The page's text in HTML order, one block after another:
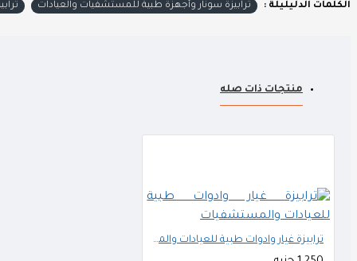
الكلمات الدليليلة : ترابيزة سونار وأجهزة طبية للمستشفيات والعيادات
منتجات ذات صله
ترابيزة غيار وادوات طبية للعيادات والمستشفيات